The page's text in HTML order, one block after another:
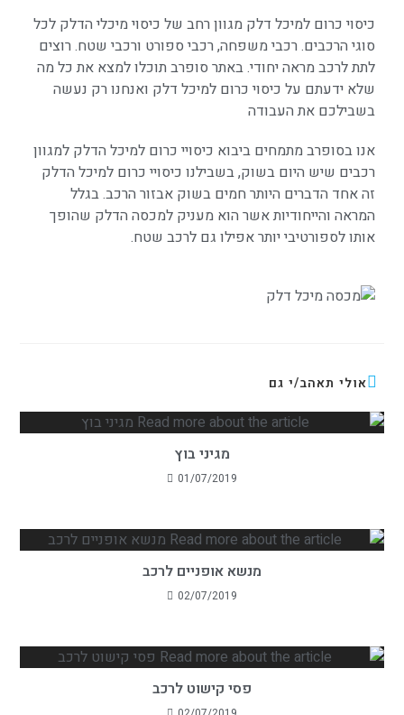
כיסוי כרום למיכל דלק מגוון רחב של כיסוי מיכלי הדלק לכל
סוגי הרכבים. רכבי משפחה, רכבי ספורט ורכבי שטח. רוצים
לתת לרכב מראה יחודי. באתר סופרב תוכלו למצא את כל מה
שלא ידעתם על כיסוי כרום למיכל דלק ואנחנו רק נעשה
בשבילכם את העבודה
אנו בסופרב מתמחים ביבוא כיסויי כרום למיכל הדלק למגוון
רכבים שיש היום בשוק, בשבילנו כיסויי כרום למיכל הדלק
זה אחד הדברים היותר חמים בשוק אבזור הרכב. בגלל
המראה והייחודיות אשר הוא מעניק למכסה הדלק שהופך
אותו לספורטיבי יותר אפילו גם לרכב שטח.
אולי תאהב/י גם
מגיני בוץ
01/07/2019
מנשא אופניים לרכב
02/07/2019
פסי קישוט לרכב